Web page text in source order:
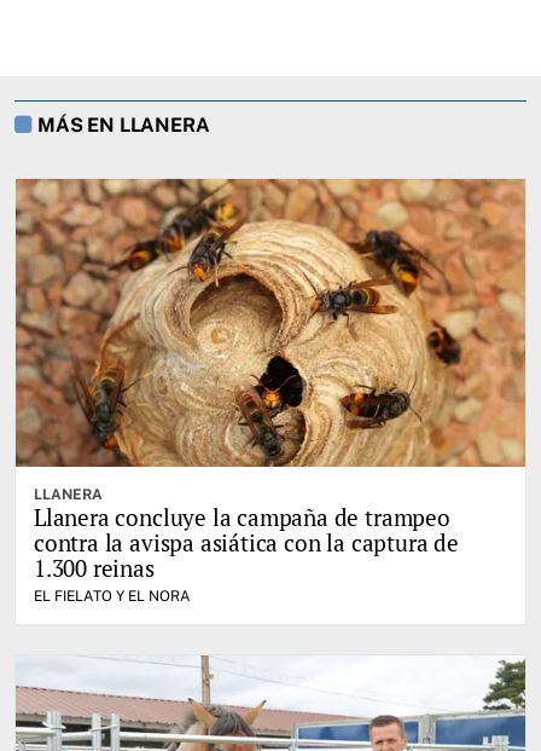
MÁS EN LLANERA
LLANERA
Llanera concluye la campaña de trampeo
contra la avispa asiática con la captura de
1.300 reinas
EL FIELATO Y EL NORA